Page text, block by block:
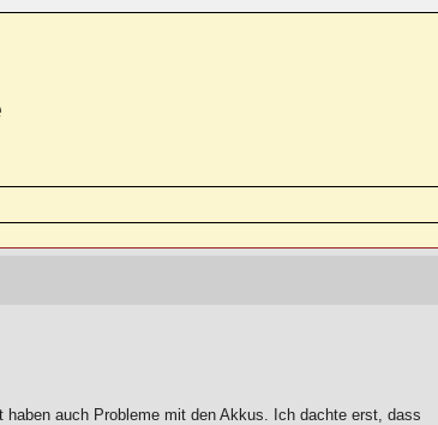
auch Probleme mit den Akkus. Ich dachte erst, dass